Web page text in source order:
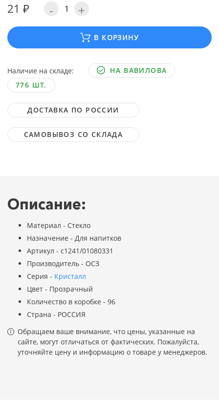
21 ₽ - +
В КОРЗИНУ
Наличие на складе:
НА ВАВИЛОВА
776 ШТ.
ДОСТАВКА ПО РОССИИ
САМОВЫВОЗ СО СКЛАДА
Описание:
Материал - Стекло
Назначение - Для напитков
Артикул - с1241/01080331
Производитель - ОСЗ
Серия - Кристалл
Цвет - Прозрачный
Количество в коробке - 96
Страна - РОССИЯ
Обращаем ваше внимание, что цены, указанные на
сайте, могут отличаться от фактических. Пожалуйста,
уточняйте цену и информацию о товаре у менеджеров.